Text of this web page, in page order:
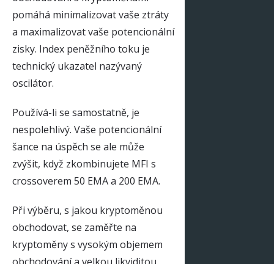
pomáhá minimalizovat vaše ztráty
a maximalizovat vaše potencionální
zisky. Index peněžního toku je
technický ukazatel nazývaný
oscilátor.
Používá-li se samostatně, je
nespolehlivý. Vaše potencionální
šance na úspěch se ale může
zvýšit, když zkombinujete MFI s
crossoverem 50 EMA a 200 EMA.
Při výběru, s jakou kryptoměnou
obchodovat, se zaměřte na
kryptoměny s vysokým objemem